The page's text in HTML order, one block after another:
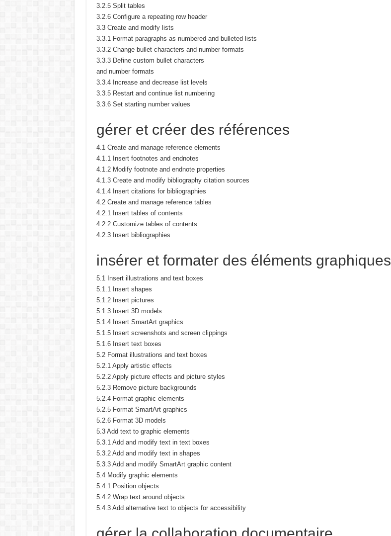
3.2.5 Split tables
3.2.6 Configure a repeating row header
3.3 Create and modify lists
3.3.1 Format paragraphs as numbered and bulleted lists
3.3.2 Change bullet characters and number formats
3.3.3 Define custom bullet characters
and number formats
3.3.4 Increase and decrease list levels
3.3.5 Restart and continue list numbering
3.3.6 Set starting number values
gérer et créer des références
4.1 Create and manage reference elements
4.1.1 Insert footnotes and endnotes
4.1.2 Modify footnote and endnote properties
4.1.3 Create and modify bibliography citation sources
4.1.4 Insert citations for bibliographies
4.2 Create and manage reference tables
4.2.1 Insert tables of contents
4.2.2 Customize tables of contents
4.2.3 Insert bibliographies
insérer et formater des éléments graphiques
5.1 Insert illustrations and text boxes
5.1.1 Insert shapes
5.1.2 Insert pictures
5.1.3 Insert 3D models
5.1.4 Insert SmartArt graphics
5.1.5 Insert screenshots and screen clippings
5.1.6 Insert text boxes
5.2 Format illustrations and text boxes
5.2.1 Apply artistic effects
5.2.2 Apply picture effects and picture styles
5.2.3 Remove picture backgrounds
5.2.4 Format graphic elements
5.2.5 Format SmartArt graphics
5.2.6 Format 3D models
5.3 Add text to graphic elements
5.3.1 Add and modify text in text boxes
5.3.2 Add and modify text in shapes
5.3.3 Add and modify SmartArt graphic content
5.4 Modify graphic elements
5.4.1 Position objects
5.4.2 Wrap text around objects
5.4.3 Add alternative text to objects for accessibility